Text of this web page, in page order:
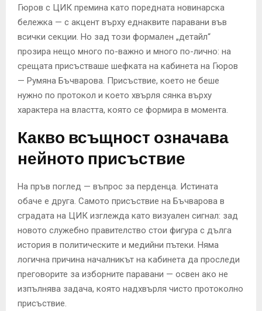
Гюров с ЦИК премина като поредната новинарска
бележка — с акцент върху еднаквите паравани във
всички секции. Но зад този формален „детайл“
прозира нещо много по-важно и много по-лично: на
срещата присъстваше шефката на кабинета на Гюров
— Румяна Бъчварова. Присъствие, което не беше
нужно по протокол и което хвърля сянка върху
характера на властта, която се формира в момента.
Какво всъщност означава
нейното присъствие
На пръв поглед — въпрос за перденца. Истината
обаче е друга. Самото присъствие на Бъчварова в
сградата на ЦИК изглежда като визуален сигнал: зад
новото служебно правителство стои фигура с дълга
история в политическите и медийни пътеки. Няма
логична причина началникът на кабинета да проследи
преговорите за изборните паравани — освен ако не
изпълнява задача, която надхвърля чисто протоколно
присъствие.